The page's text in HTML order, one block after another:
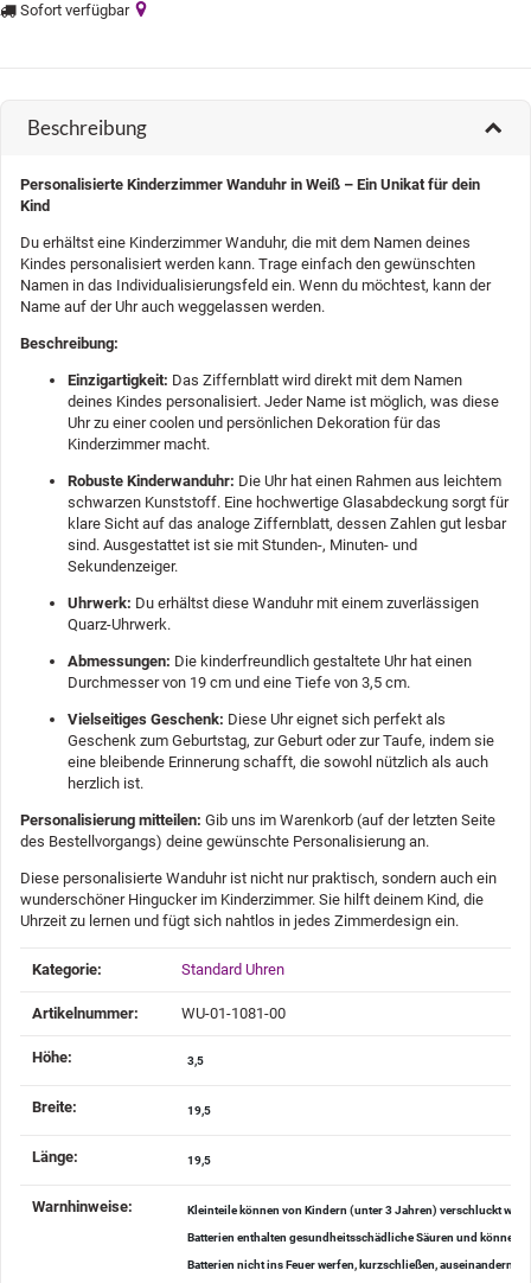
Sofort verfügbar
Beschreibung
Personalisierte Kinderzimmer Wanduhr in Weiß – Ein Unikat für dein
Kind
Du erhältst eine Kinderzimmer Wanduhr, die mit dem Namen deines
Kindes personalisiert werden kann. Trage einfach den gewünschten
Namen in das Individualisierungsfeld ein. Wenn du möchtest, kann der
Name auf der Uhr auch weggelassen werden.
Beschreibung:
Einzigartigkeit: Das Ziffernblatt wird direkt mit dem Namen
deines Kindes personalisiert. Jeder Name ist möglich, was diese
Uhr zu einer coolen und persönlichen Dekoration für das
Kinderzimmer macht.
Robuste Kinderwanduhr: Die Uhr hat einen Rahmen aus leichtem
schwarzen Kunststoff. Eine hochwertige Glasabdeckung sorgt für
klare Sicht auf das analoge Ziffernblatt, dessen Zahlen gut lesbar
sind. Ausgestattet ist sie mit Stunden-, Minuten- und
Sekundenzeiger.
Uhrwerk: Du erhältst diese Wanduhr mit einem zuverlässigen
Quarz-Uhrwerk.
Abmessungen: Die kinderfreundlich gestaltete Uhr hat einen
Durchmesser von 19 cm und eine Tiefe von 3,5 cm.
Vielseitiges Geschenk: Diese Uhr eignet sich perfekt als
Geschenk zum Geburtstag, zur Geburt oder zur Taufe, indem sie
eine bleibende Erinnerung schafft, die sowohl nützlich als auch
herzlich ist.
Personalisierung mitteilen: Gib uns im Warenkorb (auf der letzten Seite
des Bestellvorgangs) deine gewünschte Personalisierung an.
Diese personalisierte Wanduhr ist nicht nur praktisch, sondern auch ein
wunderschöner Hingucker im Kinderzimmer. Sie hilft deinem Kind, die
Uhrzeit zu lernen und fügt sich nahtlos in jedes Zimmerdesign ein.
Produkteigenschaft
Wert
Kategorie: Standard Uhren
Artikelnummer: WU-01-1081-00
Höhe‍: 3,5
Breite‍: 19,5
Länge‍: 19,5
Warnhinweise‍: Kleinteile können von Kindern (unter 3 Jahren) verschluckt
Batterien enthalten gesundheitsschädliche Säuren und können
Batterien nicht ins Feuer werfen, kurzschließen,